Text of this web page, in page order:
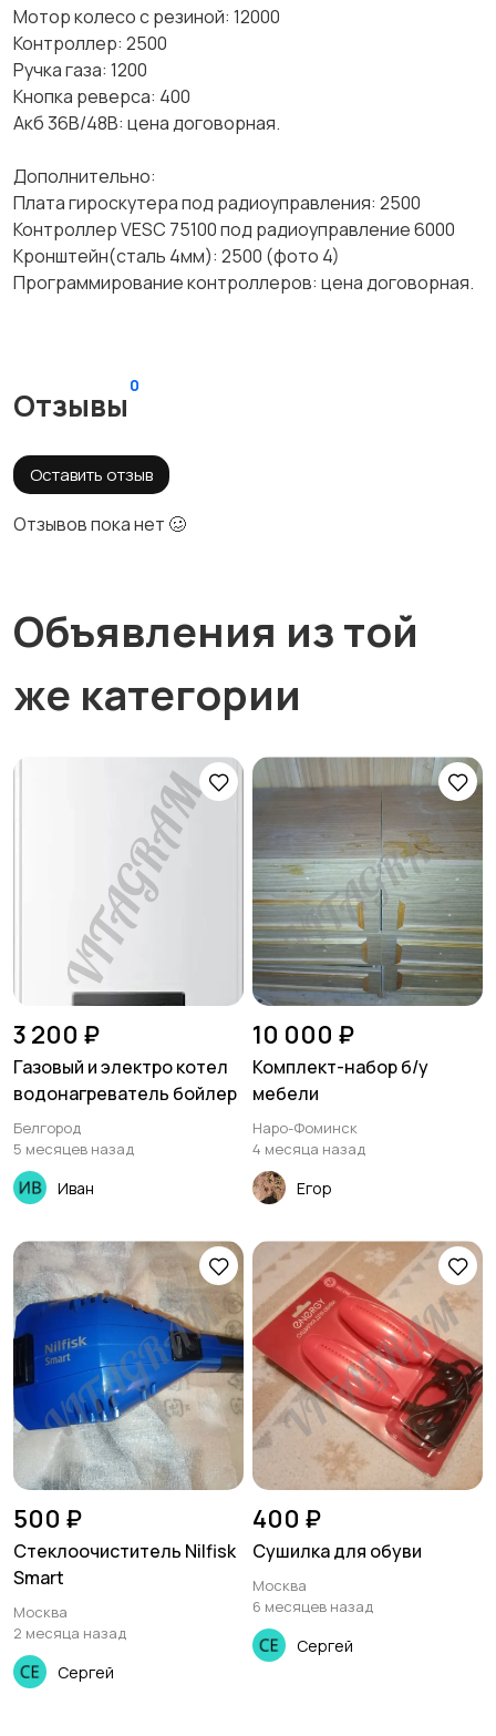
Мотор колесо с резиной: 12000
Контроллер: 2500
Ручка газа: 1200
Кнопка реверса: 400
Акб 36В/48В: цена договорная.
Дополнительно:
Плата гироскутера под радиоуправления: 2500
Контроллер VESC 75100 под радиоуправление 6000
Кронштейн(сталь 4мм): 2500 (фото 4)
Программирование контроллеров: цена договорная.
Отзывы
0
Оставить отзыв
Отзывов пока нет 🥴
Объявления из той
же категории
3 200 ₽
Газовый и электро котел
водонагреватель бойлер
Белгород
5 месяцев назад
Иван
10 000 ₽
Комплект-набор б/у
мебели
Наро-Фоминск
4 месяца назад
Егор
500 ₽
Стeклоoчиститeль Nilfisk
Smart
Москва
2 месяца назад
Сергей
400 ₽
Сушилка для обуви
Москва
6 месяцев назад
Сергей